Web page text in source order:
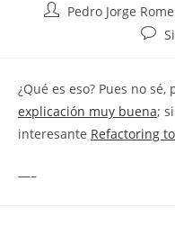
AutorPedro Jorge
¿Qué es eso? Pues no
explicación muy buena;
interesante Refactoring
—–